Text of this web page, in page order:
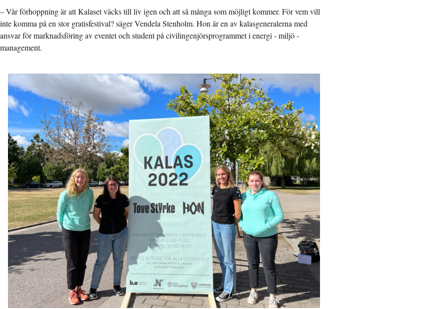
– Vår förhoppning är att Kalaset väcks till liv igen och att så många som möjligt kommer. För vem vill
inte komma på en stor gratisfestival? säger Vendela Stenholm. Hon är en av kalasgeneralerna med
ansvar för marknadsföring av eventet och student på civilingenjörsprogrammet i energi - miljö -
management.